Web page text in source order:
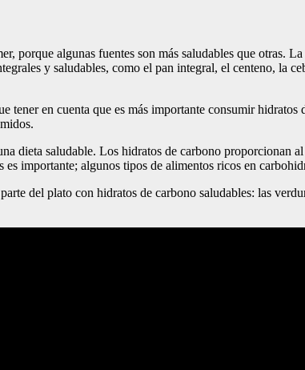
porque algunas fuentes son más saludables que otras.
y saludables, como el pan integral, el centeno, la
en cuenta que es más importante consumir
dieta saludable. Los hidratos de carbono proporcionan
importante; algunos tipos de alimentos ricos en
del plato con hidratos de carbono saludables: las